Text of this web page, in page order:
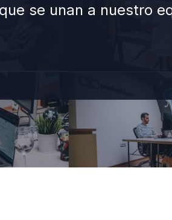
que se unan a nuestro